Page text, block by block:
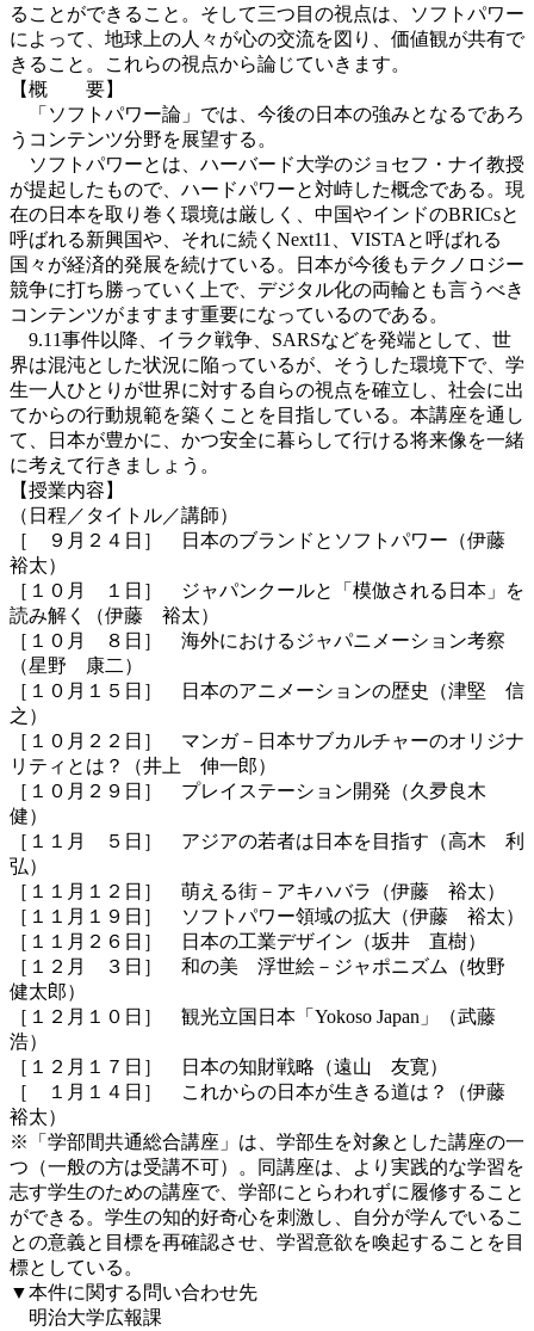
ることができること。そして三つ目の視点は、ソフトパワー
によって、地球上の人々が心の交流を図り、価値観が共有で
きること。これらの視点から論じていきます。
【概 要】
「ソフトパワー論」では、今後の日本の強みとなるであろ
うコンテンツ分野を展望する。
ソフトパワーとは、ハーバード大学のジョセフ・ナイ教授
が提起したもので、ハードパワーと対峙した概念である。現
在の日本を取り巻く環境は厳しく、中国やインドのBRICsと
呼ばれる新興国や、それに続くNext11、VISTAと呼ばれる
国々が経済的発展を続けている。日本が今後もテクノロジー
競争に打ち勝っていく上で、デジタル化の両輪とも言うべき
コンテンツがますます重要になっているのである。
9.11事件以降、イラク戦争、SARSなどを発端として、世
界は混沌とした状況に陥っているが、そうした環境下で、学
生一人ひとりが世界に対する自らの視点を確立し、社会に出
てからの行動規範を築くことを目指している。本講座を通し
て、日本が豊かに、かつ安全に暮らして行ける将来像を一緒
に考えて行きましょう。
【授業内容】
（日程／タイトル／講師）
［ ９月２４日］ 日本のブランドとソフトパワー（伊藤
裕太）
［１０月 １日］ ジャパンクールと「模倣される日本」を
読み解く（伊藤 裕太）
［１０月 ８日］ 海外におけるジャパニメーション考察
（星野 康二）
［１０月１５日］ 日本のアニメーションの歴史（津堅 信
之）
［１０月２２日］ マンガ－日本サブカルチャーのオリジナ
リティとは？（井上 伸一郎）
［１０月２９日］ プレイステーション開発（久夛良木
健）
［１１月 ５日］ アジアの若者は日本を目指す（高木 利
弘）
［１１月１２日］ 萌える街－アキハバラ（伊藤 裕太）
［１１月１９日］ ソフトパワー領域の拡大（伊藤 裕太）
［１１月２６日］ 日本の工業デザイン（坂井 直樹）
［１２月 ３日］ 和の美 浮世絵－ジャポニズム（牧野
健太郎）
［１２月１０日］ 観光立国日本「Yokoso Japan」（武藤
浩）
［１２月１７日］ 日本の知財戦略（遠山 友寛）
［ １月１４日］ これからの日本が生きる道は？（伊藤
裕太）
※「学部間共通総合講座」は、学部生を対象とした講座の一
つ（一般の方は受講不可）。同講座は、より実践的な学習を
志す学生のための講座で、学部にとらわれずに履修すること
ができる。学生の知的好奇心を刺激し、自分が学んでいるこ
との意義と目標を再確認させ、学習意欲を喚起することを目
標としている。
▼本件に関する問い合わせ先
明治大学広報課